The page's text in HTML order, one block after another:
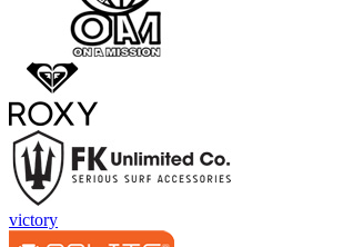
victory